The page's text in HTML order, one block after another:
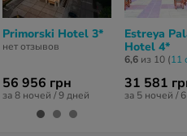
Primorski Hotel 3*
нет отзывов
56 956 грн
за 8 ночей / 9 дней
Estreya
Hotel 4*
6,6 из 10 (11
31 581
за 5 ночей /